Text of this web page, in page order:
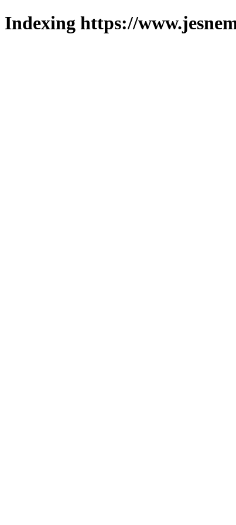
Indexing https://